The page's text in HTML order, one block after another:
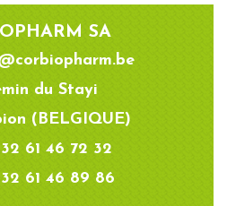
SA
du Stayi
(BELGIQUE)
61 46 72 32
61 46 89 86